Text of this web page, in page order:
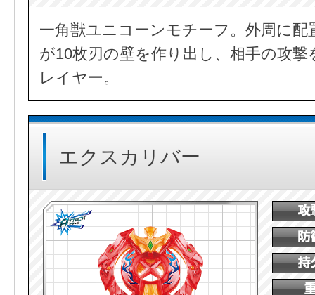
一角獣ユニコーンモチーフ。外周に
が10枚刃の壁を作り出し、相手の攻
レイヤー。
エクスカリバー